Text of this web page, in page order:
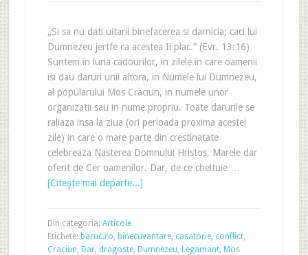
„Si sa nu dati uitarii binefacerea si darnicia; caci lui
Dumnezeu jertfe ca acestea Ii plac.” (Evr. 13:16)
Suntem in luna cadourilor, in zilele in care oamenii
isi dau daruri unii altora, in Numele lui Dumnezeu,
al popularului Mos Craciun, in numele unor
organizatii sau in nume propriu. Toate darurile se
raliaza insa la ziua (ori perioada proxima acestei
zile) in care o mare parte din crestinatate
celebreaza Nasterea Domnului Hristos, Marele dar
oferit de Cer oamenilor. Dar, de ce cheltuie …
[Citeşte mai departe...]
Din categoria: Articole
Etichete: baruc.ro, binecuvantare, casatorie, conflict,
Craciun, Dar, dragoste, Dumnezeu, Legamant, Mos